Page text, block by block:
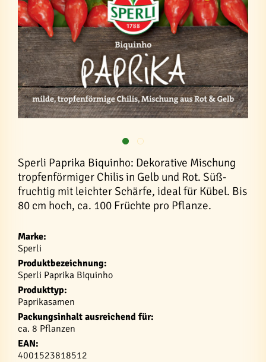
Sperli Paprika Biquinho: Dekorative Mischung
tropfenförmiger Chilis in Gelb und Rot. Süß-
fruchtig mit leichter Schärfe, ideal für Kübel. Bis
80 cm hoch, ca. 100 Früchte pro Pflanze.
Marke:
Sperli
Produktbezeichnung:
Sperli Paprika Biquinho
Produkttyp:
Paprikasamen
Packungsinhalt ausreichend für:
ca. 8 Pflanzen
EAN:
4001523818512